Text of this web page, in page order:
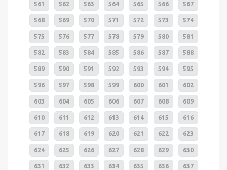
561 562 563 564 565 566 567
568 569 570 571 572 573 574
575 576 577 578 579 580 581
582 583 584 585 586 587 588
589 590 591 592 593 594 595
596 597 598 599 600 601 602
603 604 605 606 607 608 609
610 611 612 613 614 615 616
617 618 619 620 621 622 623
624 625 626 627 628 629 630
631 632 633 634 635 636 637